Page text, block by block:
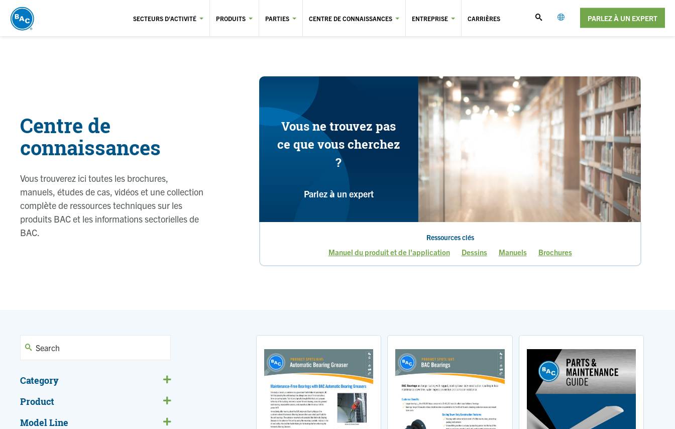
contenu
SECTEURS D'ACTIVITÉ PRODUITS PARTIES CENTRE DE CONNAISSANCES ENTREPRISE CARRIÈRES PARLEZ À UN EXPERT
Centre de
connaissances
Vous trouverez ici toutes les brochures,
manuels, études de cas, vidéos et une collection
complète de ressources techniques sur les
produits BAC et les informations sectorielles de
BAC.
Vous ne trouvez pas
ce que vous cherchez
?
Parlez à un expert
Ressources clés
Manuel du produit et de l'application Dessins Manuels Brochures
Category
Product
Model Line